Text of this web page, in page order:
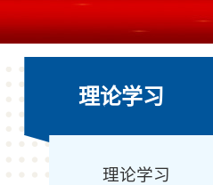
理论学习
理论学习